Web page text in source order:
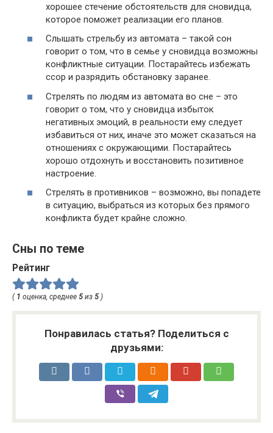
хорошее стечение обстоятельств для сновидца,
которое поможет реализации его планов.
Слышать стрельбу из автомата – такой сон
говорит о том, что в семье у сновидца возможны
конфликтные ситуации. Постарайтесь избежать
ссор и разрядить обстановку заранее.
Стрелять по людям из автомата во сне – это
говорит о том, что у сновидца избыток
негативных эмоций, в реальности ему следует
избавиться от них, иначе это может сказаться на
отношениях с окружающими. Постарайтесь
хорошо отдохнуть и восстановить позитивное
настроение.
Стрелять в противников – возможно, вы попадете
в ситуацию, выбраться из которых без прямого
конфликта будет крайне сложно.
Сны по теме
Рейтинг
( 1 оценка, среднее 5 из 5 )
Понравилась статья? Поделиться с
друзьями: